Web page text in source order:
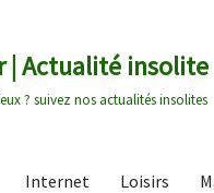
| Actualité insolite
? suivez nos actualités insolites
Internet Loisirs